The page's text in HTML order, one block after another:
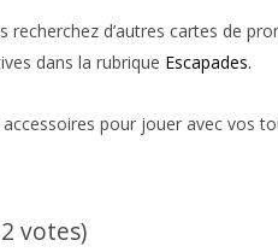
recherchez d’autres cartes de
dans la rubrique Escapades.
pour jouer avec vos
votes)